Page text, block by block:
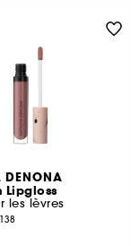
DENONA
Lipgloss
les lèvres
138